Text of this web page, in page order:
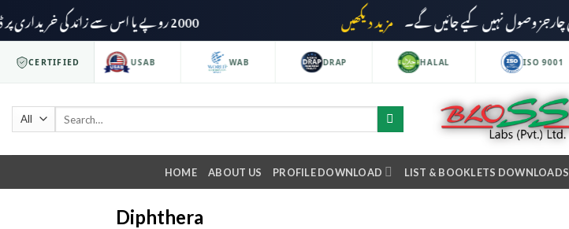
2000 روپے یا اس سے زائد کی خریداری پر ڈیلیوری چارجز وصول نہیں کیے جائیں گے۔ مزید دیکھیں
CERTIFIED
ISO 9001 USAB WAB DRAP HALAL ISO 9001
HOME ABOUT US PROFILE DOWNLOAD LIST & BOOKLETS DOWNLOADS
Diphthera